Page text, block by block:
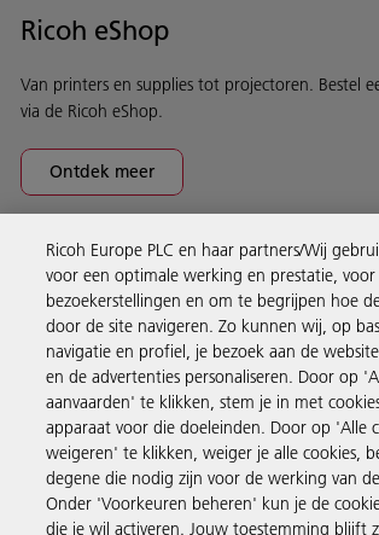
Ricoh eShop
Van printers en supplies tot projectoren. Bestel
via de Ricoh eShop.
Ontdek meer
Business Solutions
Producten en services
Support en contact
Inspiratie
Ricoh Europe PLC en haar partners/Wij
voor een optimale werking en prestatie, voor
bezoekerstellingen en om te begrijpen hoe
door de site navigeren. Zo kunnen wij, op
navigatie en profiel, je bezoek aan de
en de advertenties personaliseren. Door op
aanvaarden' te klikken, stem je in met
apparaat voor die doeleinden. Door op 'Alle
weigeren' te klikken, weiger je alle cookies,
degene die nodig zijn voor de werking van
Onder 'Voorkeuren beheren' kun je de
die je wil activeren. Jouw toestemming blijft